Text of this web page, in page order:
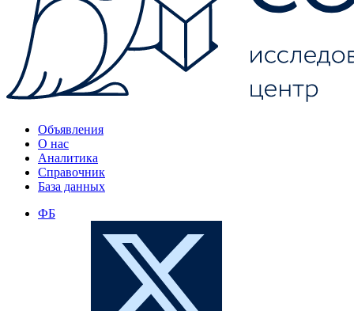
Объявления
О нас
Аналитика
Справочник
База данных
ФБ